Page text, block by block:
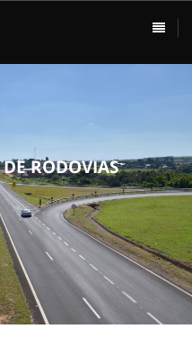
DERODOVIAS